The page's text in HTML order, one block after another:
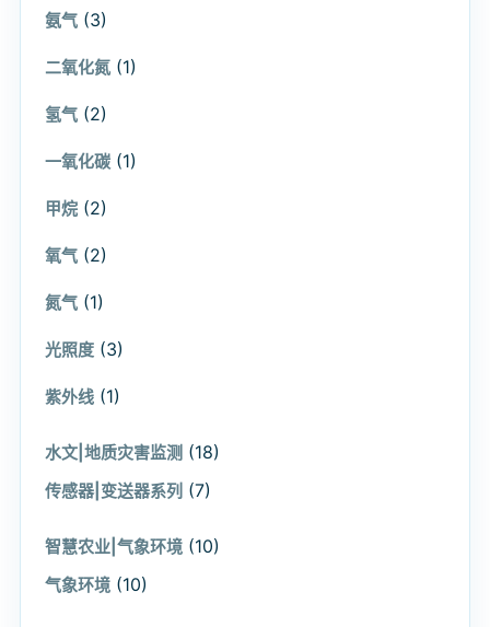
氨气 (3)
二氧化氮 (1)
氢气 (2)
一氧化碳 (1)
甲烷 (2)
氧气 (2)
氮气 (1)
光照度 (3)
紫外线 (1)
水文|地质灾害监测 (18)
传感器|变送器系列 (7)
智慧农业|气象环境 (10)
气象环境 (10)